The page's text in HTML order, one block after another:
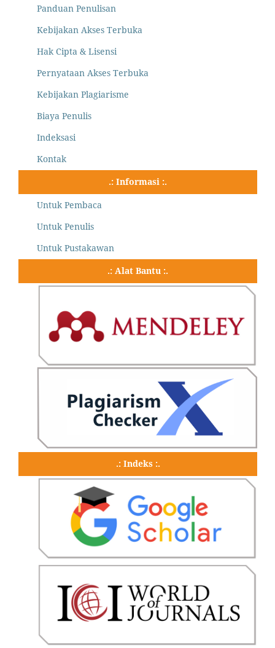
Panduan Penulisan
Kebijakan Akses Terbuka
Hak Cipta & Lisensi
Pernyataan Akses Terbuka
Kebijakan Plagiarisme
Biaya Penulis
Indeksasi
Kontak
.: Informasi :.
Untuk Pembaca
Untuk Penulis
Untuk Pustakawan
.: Alat Bantu :.
.: Indeks :.